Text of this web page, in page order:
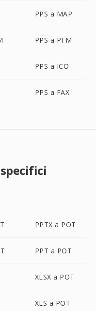
PPS a MAP
PPS a PFM
PPS a ICO
PPS a FAX
PPTX a POT
PPT a POT
XLSX a POT
XLS a POT